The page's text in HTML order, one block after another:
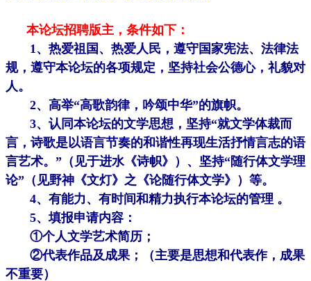
本论坛招聘版主，条件如下：
1、热爱祖国、热爱人民，遵守国家宪法、法律法
规，遵守本论坛的各项规定，坚持社会公德心，礼貌对
人。
2、高举“高歌韵律，吟颂中华”的旗帜。
3、认同本论坛的文学思想，坚持“就文学体裁而
言，诗歌是以语言节奏的和谐性再现生活抒情言志的语
言艺术。”（见于进水《诗帜》）、坚持“随行体文学理
论”（见野神《文灯》之《论随行体文学》）等。
4、有能力、有时间和精力执行本论坛的管理 。
5、填报申请内容：
①个人文学艺术简历；
②代表作品及成果；（主要是思想和代表作，成果
不重要）